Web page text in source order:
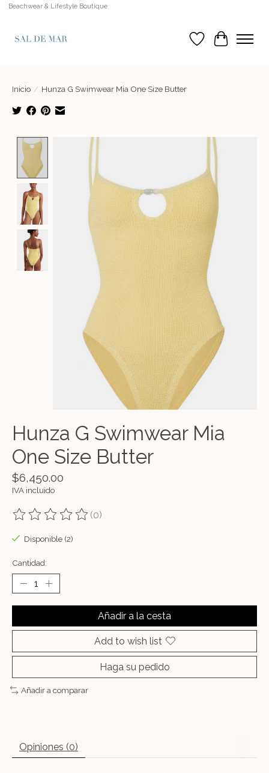
Beachwear & Lifestyle Boutique
Lista de deseos
Cesta
Inicio / Hunza G Swimwear Mia One Size Butter
Product image slideshow Items
Hunza G Swimwear Mia
One Size Butter
$6,450.00
IVA incluido
The rating of this product is
(0)
Disponible (2)
Cantidad:
Añadir a la cesta
Add to wish list
Haga su pedido
Añadir a comparar
Opiniones (0)